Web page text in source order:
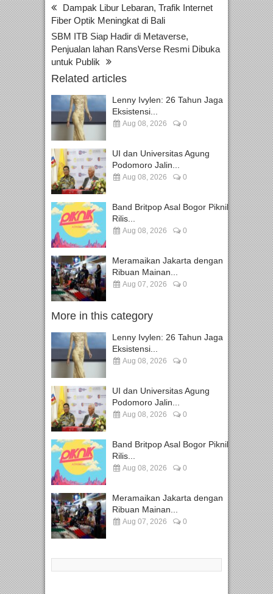
Dampak Libur Lebaran, Trafik Internet
Fiber Optik Meningkat di Bali
SBM ITB Siap Hadir di Metaverse,
Penjualan lahan RansVerse Resmi Dibuka
untuk Publik
Related articles
Lenny Ivylen: 26 Tahun Jaga
Eksistensi...
Aug 08, 2026 0
UI dan Universitas Agung
Podomoro Jalin...
Aug 08, 2026 0
Band Britpop Asal Bogor Piknik
Rilis...
Aug 08, 2026 0
Meramaikan Jakarta dengan
Ribuan Mainan...
Aug 07, 2026 0
More in this category
Lenny Ivylen: 26 Tahun Jaga
Eksistensi...
Aug 08, 2026 0
UI dan Universitas Agung
Podomoro Jalin...
Aug 08, 2026 0
Band Britpop Asal Bogor Piknik
Rilis...
Aug 08, 2026 0
Meramaikan Jakarta dengan
Ribuan Mainan...
Aug 07, 2026 0